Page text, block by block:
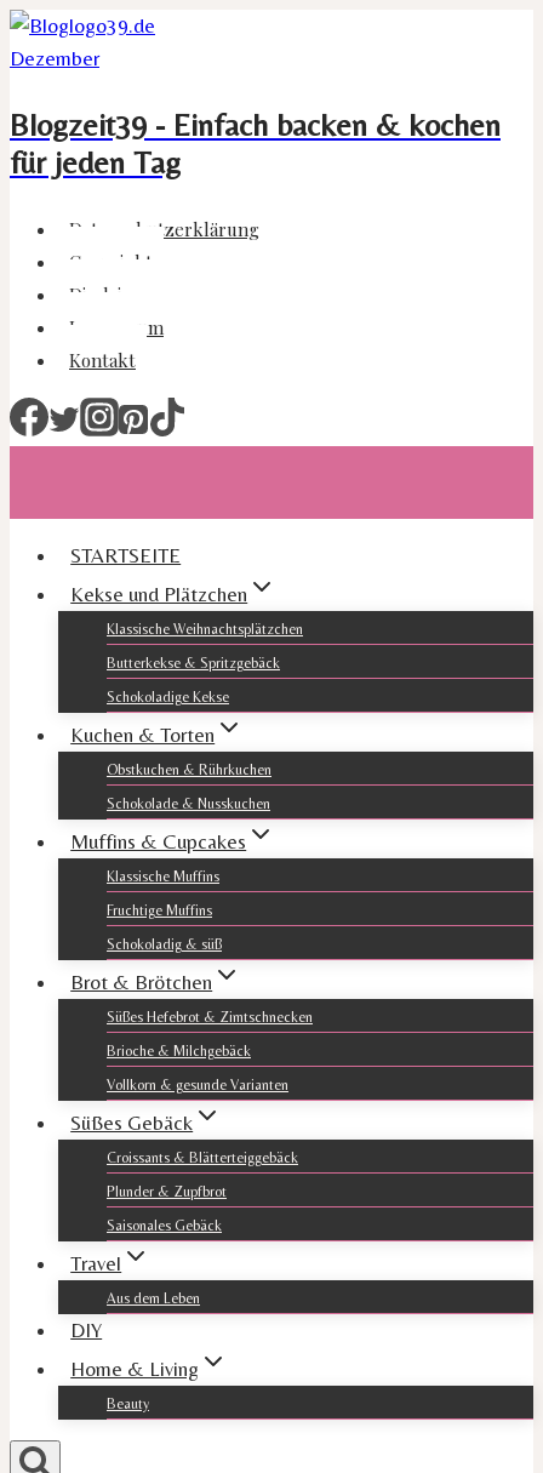
Zum
Inhalt
Blogzeit39 - Einfach backen & kochen
für jeden Tag
Datenschutzerklärung
Copyright
Disclaimer
Impressum
Kontakt
STARTSEITE
Kekse und Plätzchen
Klassische Weihnachtsplätzchen
Butterkekse & Spritzgebäck
Schokoladige Kekse
Kuchen & Torten
Obstkuchen & Rührkuchen
Schokolade & Nusskuchen
Muffins & Cupcakes
Klassische Muffins
Fruchtige Muffins
Schokoladig & süß
Brot & Brötchen
Süßes Hefebrot & Zimtschnecken
Brioche & Milchgebäck
Vollkorn & gesunde Varianten
Süßes Gebäck
Croissants & Blätterteiggebäck
Plunder & Zupfbrot
Saisonales Gebäck
Travel
Aus dem Leben
DIY
Home & Living
Beauty